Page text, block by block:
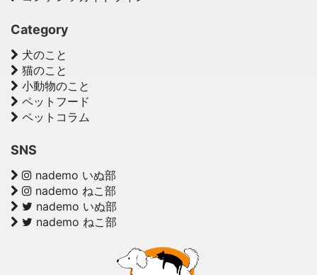
Category
犬のこと
猫のこと
小動物のこと
ペットフード
ペットコラム
SNS
nademo いぬ部
nademo ねこ部
nademo いぬ部
nademo ねこ部